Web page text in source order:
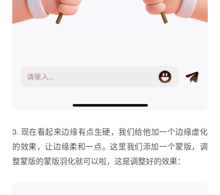
3. 现在看起来边缘有点生硬，我们给他加一个边缘虚化
的效果，让边缘柔和一点。这里我们添加一个蒙版，调
整蒙版的蒙版羽化就可以啦，这是调整好的效果：